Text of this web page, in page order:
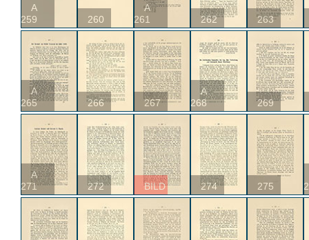
A
259
260
A
261
262 263
A
265
266 267
A
268
269
A
271
272 BILD 274 275